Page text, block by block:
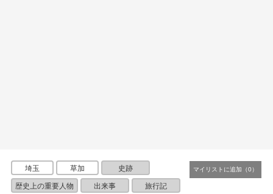
埼玉 草加 史跡
歴史上の重要人物 出来事 旅行記